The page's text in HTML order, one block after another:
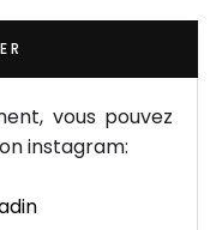
vous pouvez
instagram: